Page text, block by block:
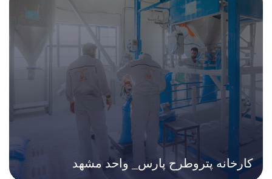
کارخانه پتروطرح پارس_ واحد مشهد